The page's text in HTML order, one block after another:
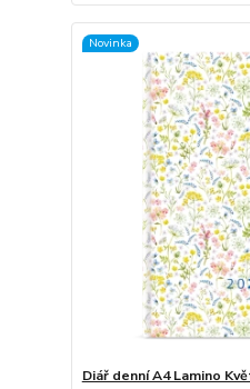
Novinka
Diář denní A4 Lamino